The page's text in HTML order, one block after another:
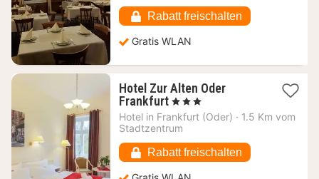
€
Rabatt freischalten
Gratis WLAN
Hotel Zur Alten Oder
Frankfurt 1
Nacht
ab
€
, 3 Sterne
Hotel in Frankfurt (Oder) · 1.5 Km vom
Stadtzentrum
Rabatt freischalten